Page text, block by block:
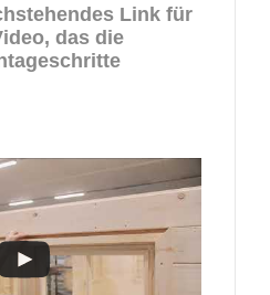
Link für
das die